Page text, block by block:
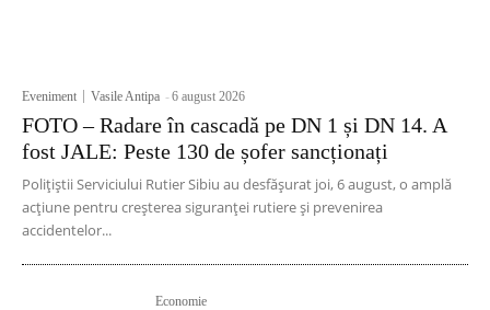
Eveniment Vasile Antipa -6 august 2026
FOTO – Radare în cascadă pe DN 1 și DN 14. A
fost JALE: Peste 130 de șofer sancționați
Polițiștii Serviciului Rutier Sibiu au desfășurat joi, 6 august, o amplă
acțiune pentru creșterea siguranței rutiere și prevenirea
accidentelor...
Economie